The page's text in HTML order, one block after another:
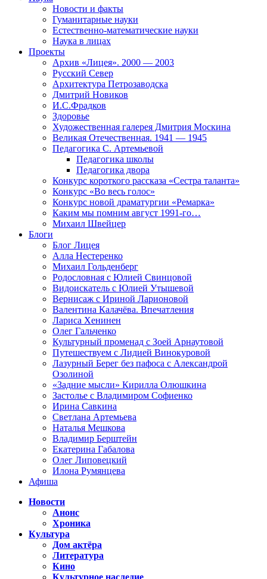
Новости и факты
Гуманитарные науки
Естественно-математические науки
Наука в лицах
Проекты
Архив «Лицея». 2000 — 2003
Русский Север
Архитектура Петрозаводска
Дмитрий Новиков
И.С.Фрадков
Здоровье
Художественная галерея Дмитрия Москина
Великая Отечественная. 1941 — 1945
Педагогика С. Артемьевой
Педагогика школы
Педагогика двора
Конкурс короткого рассказа «Сестра таланта»
Конкурс «Во весь голос»
Конкурс новой драматургии «Ремарка»
Каким мы помним август 1991-го…
Михаил Швейцер
Блоги
Блог Лицея
Алла Нестеренко
Михаил Гольденберг
Родословная с Юлией Свинцовой
Видоискатель с Юлией Утышевой
Вернисаж с Ириной Ларионовой
Валентина Калачёва. Впечатления
Лариса Хенинен
Олег Гальченко
Культурный променад с Зоей Арнаутовой
Путешествуем с Лидией Винокуровой
Лазурный Берег без пафоса с Александрой
Озолиной
«Задние мысли» Кирилла Олюшкина
Застолье с Владимиром Софиенко
Ирина Савкина
Светлана Артемьева
Наталья Мешкова
Владимир Берштейн
Екатерина Габалова
Олег Липовецкий
Илона Румянцева
Афиша
Новости
Анонс
Хроника
Культура
Дом актёра
Литература
Кино